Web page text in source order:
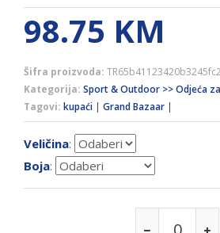
98.75 KM
Šifra proizvoda:
Kategorija: Sport & Outdoor >> Odjeća
Tagovi: kupaći | Grand Bazaar |
Veličina:
Boja: